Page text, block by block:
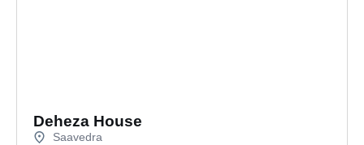
Deheza House
Saavedra